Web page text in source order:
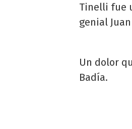
Tinelli fue
genial
Un dolor
Badía.